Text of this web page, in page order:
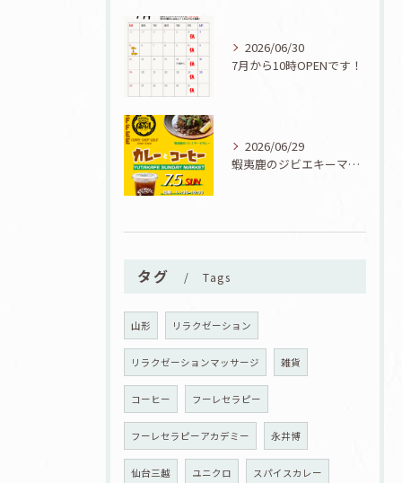
2026/06/30
7月から10時OPENです！
2026/06/29
蝦夷鹿のジビエキーマカレーが食べられる7/5『カレーとコーヒーと七夕』開催！
タグ Tags
山形 リラクゼーション
リラクゼーションマッサージ 雑貨
コーヒー フーレセラピー
フーレセラピーアカデミー 永井博
仙台三越 ユニクロ スパイスカレー